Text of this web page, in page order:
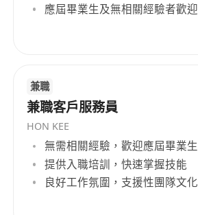
應屆畢業生及無相關經驗者歡迎
兼職
兼職客戶服務員
HON KEE
無需相關經驗，歡迎應屆畢業生
提供入職培訓，快速掌握技能
良好工作氛圍，支援性團隊文化